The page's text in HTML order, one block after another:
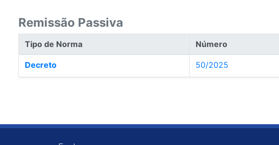
Remissão Passiva
Tipo de Norma Número
Decreto 50/2025